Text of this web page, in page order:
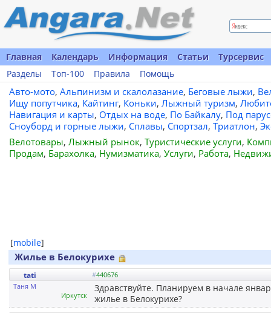
Главная Календарь Информация Статьи
Турсервис
Разделы
Топ-100 Правила Помощь
Авто-мото, Альпинизм и скалолазание, Беговые лыжи,
Ищу попутчика, Кайтинг, Коньки, Лыжный туризм,
Навигация и карты, Отдых на воде, По Байкалу, Под
Сноуборд и горные лыжи, Сплавы, Спортзал, Триатлон,
Велотовары, Лыжный рынок, Туристические услуги,
Продам, Барахолка, Нумизматика, Услуги, Работа,
[mobile]
Жилье в Белокурихе
tati #440676
Таня М
Иркутск
Здравствуйте. Планируем в начале
жилье в Белокурихе?